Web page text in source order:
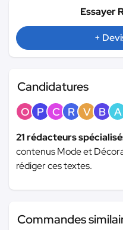
Essayer
+
Candidatures
O P C R V B A
21 rédacteurs
contenus Mode et
rédiger ces textes.
Commandes